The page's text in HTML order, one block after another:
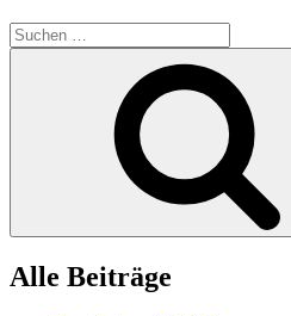
Suchen
nach:
Alle Beiträge